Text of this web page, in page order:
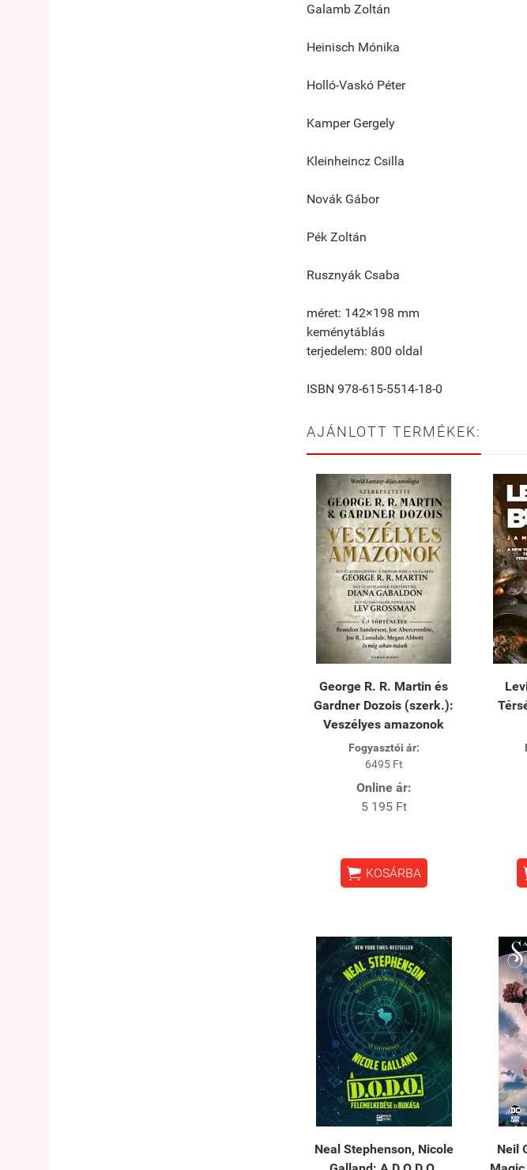
Galamb Zoltán
Heinisch Mónika
Holló-Vaskó Péter
Kamper Gergely
Kleinheincz Csilla
Novák Gábor
Pék Zoltán
Rusznyák Csaba
méret: 142×198 mm
keménytáblás
terjedelem: 800 oldal
ISBN 978-615-5514-18-0
AJÁNLOTT TERMÉKEK:
George R. R. Martin és
Gardner Dozois (szerk.):
Veszélyes amazonok
Fogyasztói ár:
6495 Ft
Online ár:
5 195 Ft
 KOSÁRBA
Neal Stephenson, Nicole
Neil